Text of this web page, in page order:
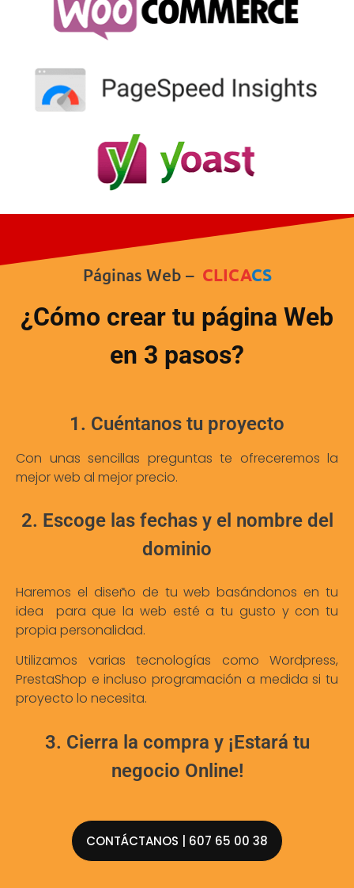
Páginas Web – CLICACS
¿Cómo crear tu página Web
en 3 pasos?
1. Cuéntanos tu proyecto
Con unas sencillas preguntas te ofreceremos la
mejor web al mejor precio.
2. Escoge las fechas y el nombre del
dominio
Haremos el diseño de tu web basándonos en tu
idea para que la web esté a tu gusto y con tu
propia personalidad.
Utilizamos varias tecnologías como Wordpress,
PrestaShop e incluso programación a medida si tu
proyecto lo necesita.
3. Cierra la compra y ¡Estará tu
negocio Online!
CONTÁCTANOS | 607 65 00 38